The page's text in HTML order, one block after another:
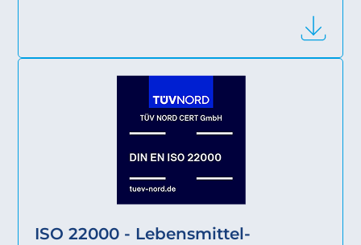
ISO 22000 - Lebensmittel-